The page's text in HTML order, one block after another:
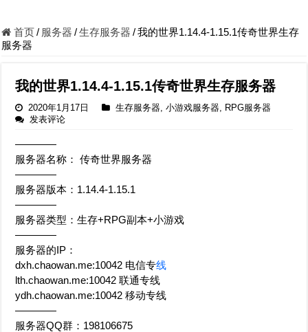
首页/ 服务器 /生存服务器 /我的世界1.14.4-1.15.1传奇世界生存
服务器
我的世界1.14.4-1.15.1传奇世界生存服务器
2020年1月17日 生存服务器,小游戏服务器, RPG服务器
发表评论
————
服务器名称： 传奇世界服务器
————
服务器版本：1.14.4-1.15.1
————
服务器类型：生存+RPG副本+小游戏
————
服务器的IP：
dxh.chaowan.me:10042 电信专线
lth.chaowan.me:10042 联通专线
ydh.chaowan.me:10042 移动专线
————
服务器QQ群：198106675